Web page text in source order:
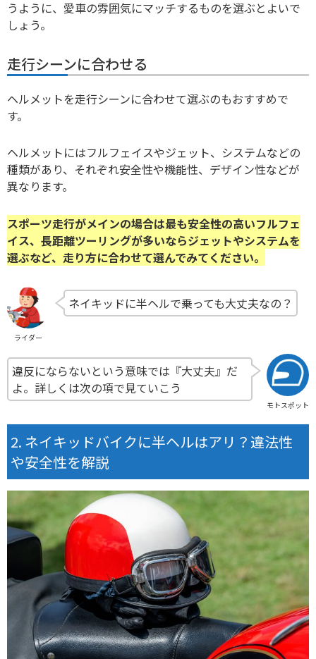
うように、愛車の雰囲気にマッチするものを選ぶとよいで
しょう。
走行シーンに合わせる
ヘルメットを走行シーンに合わせて選ぶのもおすすめで
す。
ヘルメットにはフルフェイスやジェット、システムなどの
種類があり、それぞれ安全性や機能性、デザイン性などが
異なります。
スポーツ走行がメインの場合は最も安全性の高いフルフェ
イス、長距離ツーリングが多いならジェットやシステムを
選ぶなど、走り方に合わせて選んでみてください。
ライダー
ネイキッドに半ヘルで乗っても大丈夫なの？
モトスポット
違反にならないという意味では『大丈夫』だ
よ。詳しくは次の項で見ていこう
ネイキッドバイクに半ヘルはアリ？違法性
や安全性を解説